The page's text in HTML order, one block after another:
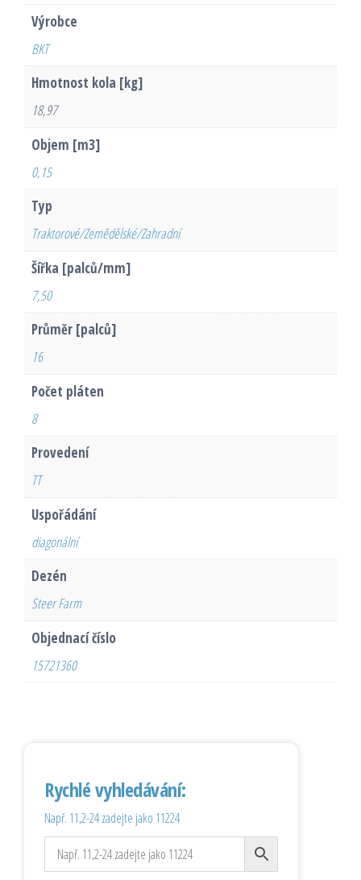
Výrobce
BKT
Hmotnost kola [kg]
18,97
Objem [m3]
0,15
Typ
Traktorové/Zemědělské/Zahradní
Šířka [palců/mm]
7,50
Průměr [palců]
16
Počet pláten
8
Provedení
TT
Uspořádání
diagonální
Dezén
Steer Farm
Objednací číslo
15721360
Rychlé vyhledávání:
Např. 11,2-24 zadejte jako 11224